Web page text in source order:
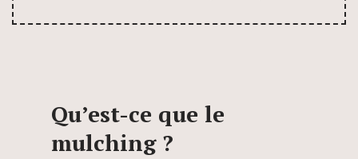
Qu’est-ce que le
mulching ?